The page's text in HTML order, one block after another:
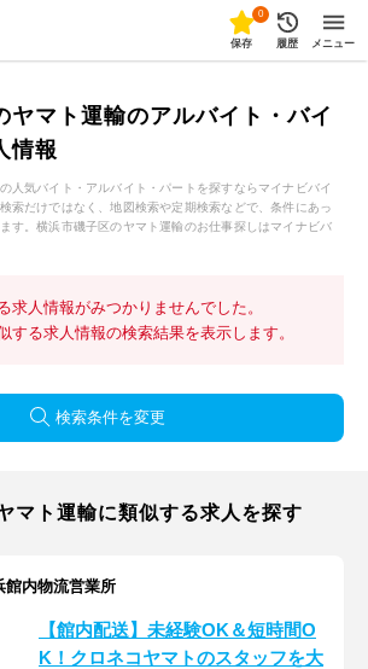
0
保存 履歴 メニュー
ヤマト運輸のアルバイト・バイ
情報
人気バイト・アルバイト・パートを探すならマイナビバイ
索だけではなく、地図検索や定期検索などで、条件にあっ
す。横浜市磯子区のヤマト運輸のお仕事探しはマイナビバ
求人情報がみつかりませんでした。
する求人情報の検索結果を表示します。
検索条件を変更
マト運輸に類似する求人を探す
館内物流営業所
【館内配送】未経験OK＆短時間O
K！クロネコヤマトのスタッフを大